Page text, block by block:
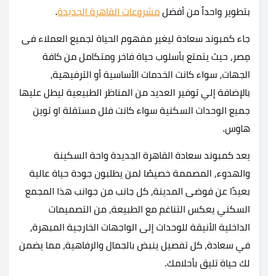
بتطوير واحداً من أفضل مشروعات القاهرة الجديدة.
جاء كمبوند سعادة ليغير مفهوم الحياة لجميع العملاء فى
مِصر، حيث يتمتع بأسلوب حياة فاخر ومتكامل من كافة
الجهات، سواء كانت الخدمات الأساسية أو الترفيهية،
بالإضافة إلي توفير العديد من المناظر الطبيعية ليطل عليها
جميع الوحدات السكنية سواء كانت فلل مستقلة او توين
هاوس.
يعد كمبوند سعادة القاهرة الجديدة واحة السكينة
والهدوء، المصممة خصيصًا لمن يطلبون جودة حياة عالية
بعيدًا عن فوضى المدينة، كل جانب من جوانب هذا المجمع
السكني يعكس التناغم مع الطبيعة، من التصميمات
الداخلية الأنيقة للوحدات إلى الواجهات الخارجية المبهرة،
في سعادة، كل تفصيل ينبض بالجمال والرفاهية، مما يضمن
لك حياة تليق بأحلامك.